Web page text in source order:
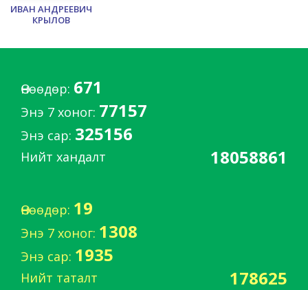
ИВАН АНДРЕЕВИЧ
КРЫЛОВ
Өнөөдөр: 671
Энэ 7 хоног: 77157
Энэ сар: 325156
Нийт хандалт 18058861
Өнөөдөр: 19
Энэ 7 хоног: 1308
Энэ сар: 1935
Нийт таталт 178625